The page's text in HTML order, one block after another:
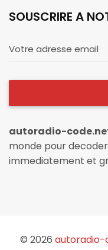
SOUSCRIRE A
Votre adresse email
autoradio-
monde pour
immediatement et
© 2026 autoradio-